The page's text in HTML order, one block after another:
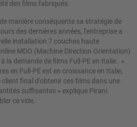
des films fabriqués.
manière conséquente sa stratégie de
des dernières années, l'entreprise a
installation 7 couches haute
MDO (Machine Direction Orientation)
la demande de films Full-PE en Italie. «
en Full-PE est en croissance en Italie,
client final d'obtenir ces films dans une
suffisantes » explique Pirani.
ce vide.